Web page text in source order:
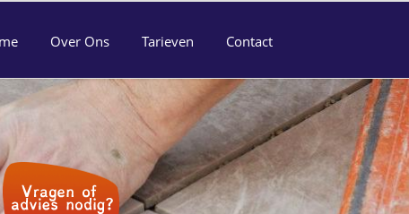
Over Ons Tarieven Contact